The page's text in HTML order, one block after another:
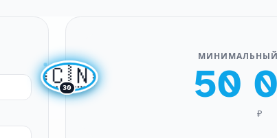
МИНИМАЛЬНЫЙ
50
₽
🇨🇳
30